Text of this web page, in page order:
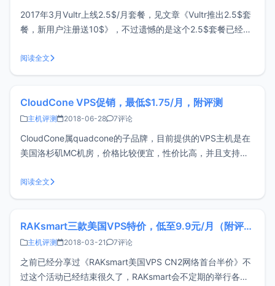
2017年3月Vultr上线2.5$/月套餐，见文章《Vultr推出2.5$套
餐，新用户注册送10$》，不过遗憾的是这个2.5$套餐已经绝
了3.5$/月的套餐。3.5$套餐配置CPU： 1核内存： 512M流
量： 500GB/月购
阅读全文
CloudCone VPS促销，最低$1.75/月，附评测
主机评测 2018-06-28 7评论
CloudCone属quadcone的子品牌，目前提供的VPS主机是在
美国洛杉矶MC机房，价格比较便宜，性价比高，并且支持按
给力的促销，最低$1.75/月。评测配置xiaoz选择的最低月付
套餐，配置如下，从下面的价格和配置就能看出Clou
阅读全文
RAKsmart三款美国VPS特价，低至9.9元/月（附评测）
主机评测 2018-03-21 7评论
之前已经分享过《RAKsmart美国VPS CN2网络首台半价》不
过这个活动已经结束很久了，RAKsmart会不定期的举行各种